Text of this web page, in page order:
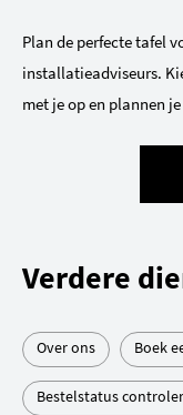
Plan de perfecte tafel
installatieadviseurs.
met je op en plannen
Verdere
Over ons Boek
Bestelstatus